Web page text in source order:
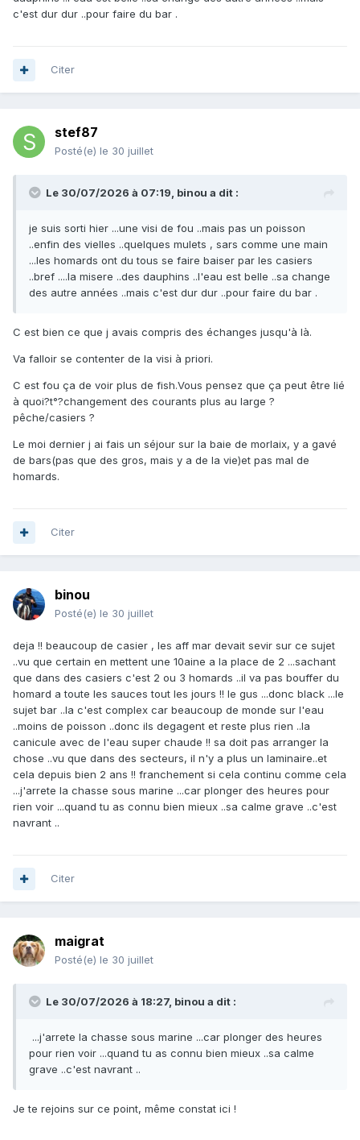
c'est dur dur ..pour faire du bar .
Citer
stef87
Posté(e) le 30 juillet
Le 30/07/2026 à 07:19, binou a dit :
je suis sorti hier ...une visi de fou ..mais pas un poisson
..enfin des vielles ..quelques mulets , sars comme une main
...les homards ont du tous se faire baiser par les casiers
..bref ....la misere ..des dauphins ..l'eau est belle ..sa change
des autre années ..mais c'est dur dur ..pour faire du bar .
C est bien ce que j avais compris des échanges jusqu'à là.
Va falloir se contenter de la visi à priori.
C est fou ça de voir plus de fish.Vous pensez que ça peut être lié
à quoi?t°?changement des courants plus au large ?
pêche/casiers ?
Le moi dernier j ai fais un séjour sur la baie de morlaix, y a gavé
de bars(pas que des gros, mais y a de la vie)et pas mal de
homards.
Citer
binou
Posté(e) le 30 juillet
deja !! beaucoup de casier , les aff mar devait sevir sur ce sujet
..vu que certain en mettent une 10aine a la place de 2 ...sachant
que dans des casiers c'est 2 ou 3 homards ..il va pas bouffer du
homard a toute les sauces tout les jours !! le gus ...donc black ...le
sujet bar ..la c'est complex car beaucoup de monde sur l'eau
..moins de poisson ..donc ils degagent et reste plus rien ..la
canicule avec de l'eau super chaude !! sa doit pas arranger la
chose ..vu que dans des secteurs, il n'y a plus un laminaire..et
cela depuis bien 2 ans !! franchement si cela continu comme cela
...j'arrete la chasse sous marine ...car plonger des heures pour
rien voir ...quand tu as connu bien mieux ..sa calme grave ..c'est
navrant ..
Citer
maigrat
Posté(e) le 30 juillet
Le 30/07/2026 à 18:27, binou a dit :
...j'arrete la chasse sous marine ...car plonger des heures
pour rien voir ...quand tu as connu bien mieux ..sa calme
grave ..c'est navrant ..
Je te rejoins sur ce point, même constat ici !